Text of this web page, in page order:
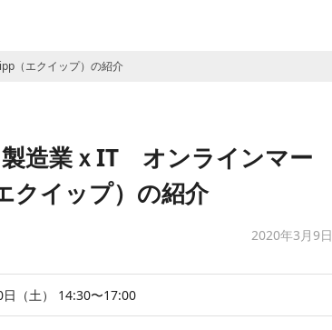
（エクイップ）の紹介
造業ｘIT オンラインマー
クイップ）の紹介
2020年3月9日
（土） 14:30〜17:00